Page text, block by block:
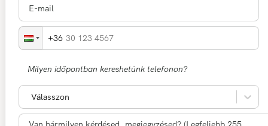
30 123 4567
Milyen időpontban kereshetünk telefonon?
Válasszon